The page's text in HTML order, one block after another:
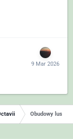
Obudowy